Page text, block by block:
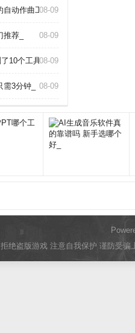
自动作曲工具_
08-09
荐_ 08-09
10个工具告诉你真相_
08-09
3分钟_ 08-09
拒绝盗版游戏 注意自我保护 谨防受